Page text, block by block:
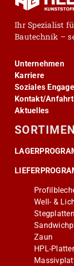
Ihr Spezialist
Bautechnik –
Unternehmen
Karriere
Soziales
Kontakt/Anfahrt
Aktuelles
Well- &
Stegplatten
Zaun
HPL-